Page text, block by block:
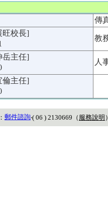
傳
旺校長]
教
岳主任]
人
倫主任]
郵件諮詢‧( 06 ) 2130669（ 服務說明